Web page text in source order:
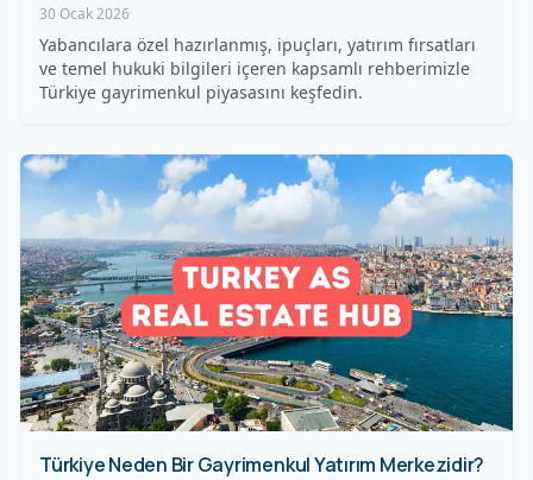
30 Ocak 2026
Yabancılara özel hazırlanmış, ipuçları, yatırım fırsatları
ve temel hukuki bilgileri içeren kapsamlı rehberimizle
Türkiye gayrimenkul piyasasını keşfedin.
Türkiye Neden Bir Gayrimenkul Yatırım Merkezidir?